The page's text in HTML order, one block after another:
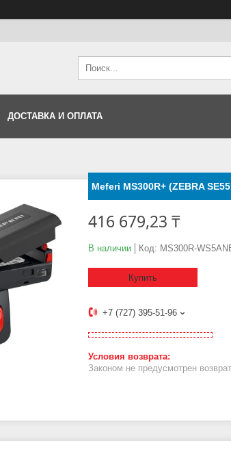
ДОСТАВКА И ОПЛАТА
Meferi MS300R+ (ZEBRA
416 679,23 ₸
В наличии Код: MS300R-
Купить
+7 (727) 395-51-96
Законом не предусмотрен